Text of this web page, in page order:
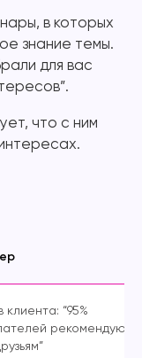
в которых
знание темы.
для вас
что с ним
клиента: “95%
рекомендуют